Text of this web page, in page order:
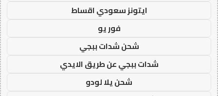
ايتونز سعودي اقساط
فور يو
شحن شدات ببجي
شدات ببجي عن طريق الايدي
شحن يلا لودو